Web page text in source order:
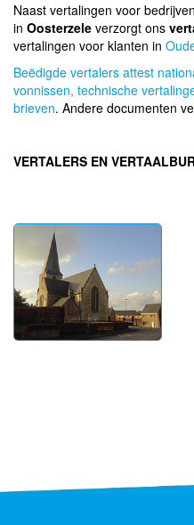
Naast vertalingen voor
in Oosterzele verzorgt ons
vertalingen voor klanten in
Beëdigde vertalers attest
vonnissen, technische
brieven. Andere documenten
VERTALERS EN